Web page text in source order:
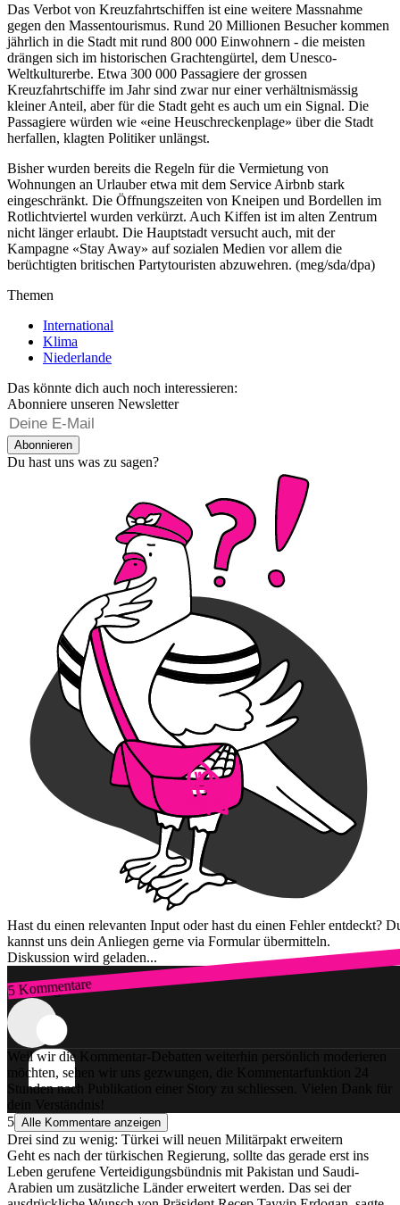
Das Verbot von Kreuzfahrtschiffen ist eine weitere Massnahme
gegen den Massentourismus. Rund 20 Millionen Besucher kommen
jährlich in die Stadt mit rund 800 000 Einwohnern - die meisten
drängen sich im historischen Grachtengürtel, dem Unesco-
Weltkulturerbe. Etwa 300 000 Passagiere der grossen
Kreuzfahrtschiffe im Jahr sind zwar nur einer verhältnismässig
kleiner Anteil, aber für die Stadt geht es auch um ein Signal. Die
Passagiere würden wie «eine Heuschreckenplage» über die Stadt
herfallen, klagten Politiker unlängst.
Bisher wurden bereits die Regeln für die Vermietung von
Wohnungen an Urlauber etwa mit dem Service Airbnb stark
eingeschränkt. Die Öffnungszeiten von Kneipen und Bordellen im
Rotlichtviertel wurden verkürzt. Auch Kiffen ist im alten Zentrum
nicht länger erlaubt. Die Hauptstadt versucht auch, mit der
Kampagne «Stay Away» auf sozialen Medien vor allem die
berüchtigten britischen Partytouristen abzuwehren. (meg/sda/dpa)
Themen
International
Klima
Niederlande
Das könnte dich auch noch interessieren:
Abonniere unseren Newsletter
Abonnieren
Du hast uns was zu sagen?
Hast du einen relevanten Input oder hast du einen Fehler entdeckt?
kannst uns dein Anliegen gerne via Formular übermitteln.
Diskussion wird geladen...
5 Kommentare
Zum Login
Weil wir die Kommentar-Debatten weiterhin persönlich moderieren
möchten, sehen wir uns gezwungen, die Kommentarfunktion 24
Stunden nach Publikation einer Story zu schliessen. Vielen Dank für
dein Verständnis!
5 Alle Kommentare anzeigen
Drei sind zu wenig: Türkei will neuen Militärpakt erweitern
Geht es nach der türkischen Regierung, sollte das gerade erst ins
Leben gerufene Verteidigungsbündnis mit Pakistan und Saudi-
Arabien um zusätzliche Länder erweitert werden. Das sei der